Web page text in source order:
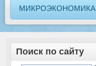
МИКРОЭКОНОМИКА
Поиск по сайту